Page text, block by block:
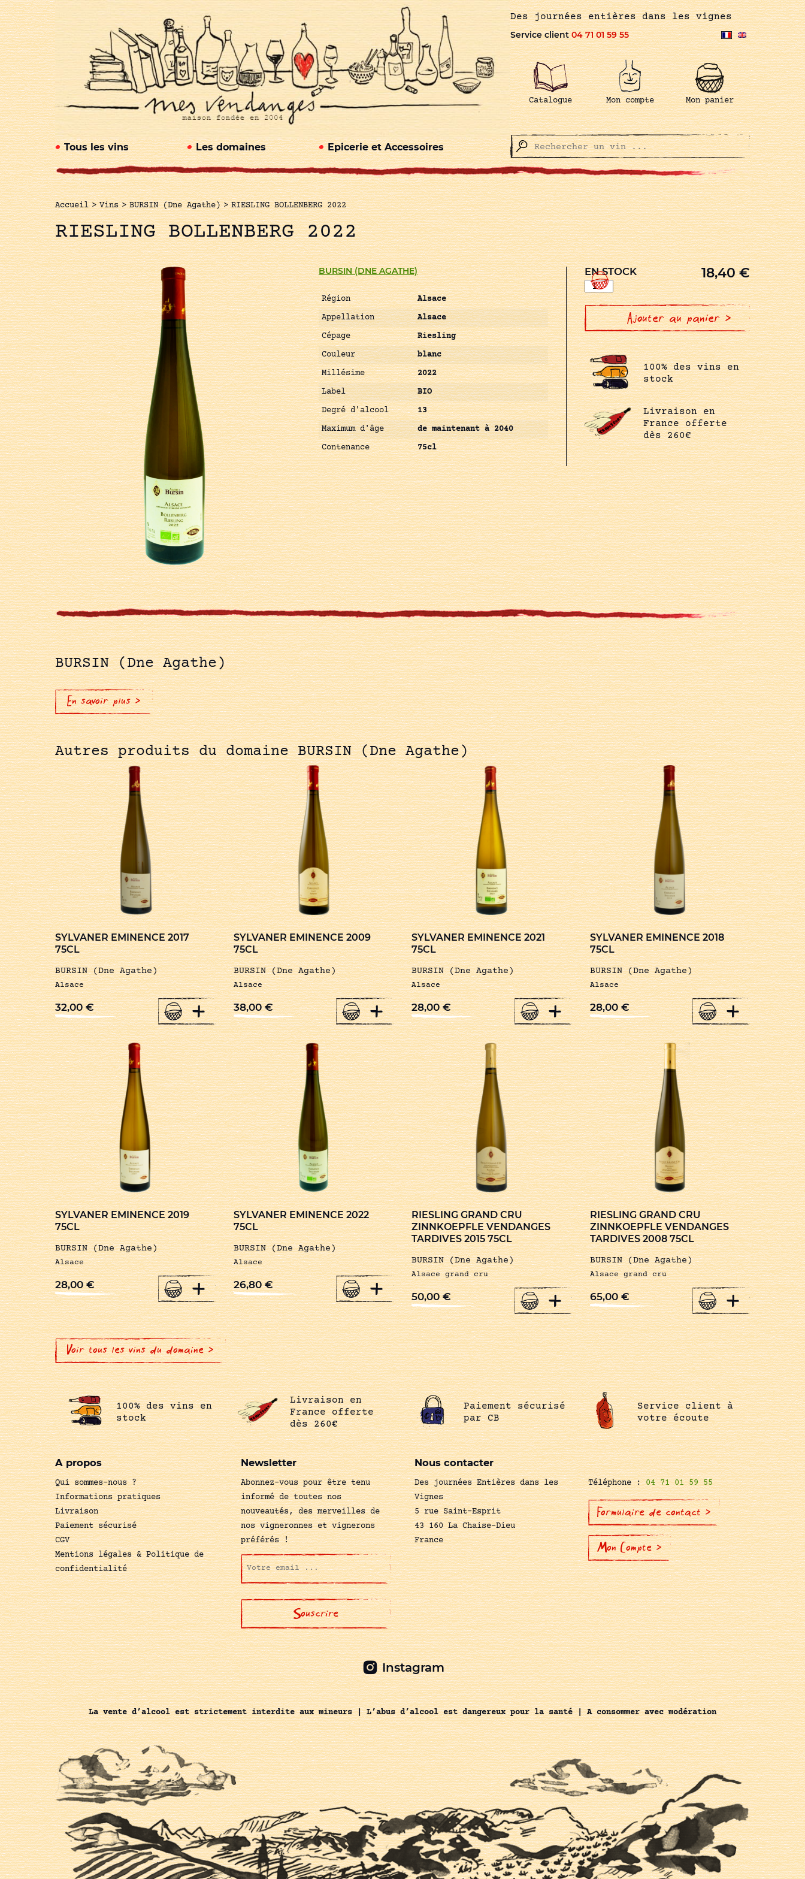
Des journées entières dans les vignes
Service client04 71 01 59 55
Catalogue Mon compte Mon panier
Tous les vins Les domaines Epicerie et Accessoires
Accueil > Vins > BURSIN (Dne Agathe) > RIESLING BOLLENBERG 2022
RIESLING BOLLENBERG 2022
BURSIN (DNE AGATHE)
Région
Alsace
Appellation
Alsace
Cépage
Riesling
Couleur
blanc
Millésime
2022
Label
BIO
Degré d'alcool
13
Maximum d'âge
de maintenant à 2040
Contenance
75cl
EN STOCK 18,40€
quantité
de
RIESLING
BOLLENBERG
Ajouter au panier >
100% des vins en
stock
Livraison en
France offerte
dès 260€
BURSIN (Dne Agathe)
En savoir plus >
Autres produits du domaine BURSIN (Dne Agathe)
SYLVANER EMINENCE 2017
75CL
BURSIN (Dne Agathe)
Alsace
32,00€ +
SYLVANER EMINENCE 2009
75CL
BURSIN (Dne Agathe)
Alsace
38,00€ +
SYLVANER EMINENCE 2021
75CL
BURSIN (Dne Agathe)
Alsace
28,00€ +
SYLVANER EMINENCE 2018
75CL
BURSIN (Dne Agathe)
Alsace
28,00€ +
SYLVANER EMINENCE 2019
75CL
BURSIN (Dne Agathe)
Alsace
28,00€ +
SYLVANER EMINENCE 2022
75CL
BURSIN (Dne Agathe)
Alsace
26,80€ +
RIESLING GRAND CRU
ZINNKOEPFLE VENDANGES
TARDIVES 2015 75CL
BURSIN (Dne Agathe)
Alsace grand cru
50,00€ +
RIESLING GRAND CRU
ZINNKOEPFLE VENDANGES
TARDIVES 2008 75CL
BURSIN (Dne Agathe)
Alsace grand cru
65,00€ +
Voir tous les vins du domaine >
100% des vins en
stock
Livraison en
France offerte
dès 260€
Paiement sécurisé
par CB
Service client à
votre écoute
A propos
Qui sommes-nous ?
Informations pratiques
Livraison
Paiement sécurisé
CGV
Mentions légales & Politique de
confidentialité
Newsletter
Abonnez-vous pour être tenu
informé de toutes nos
nouveautés, des merveilles de
nos vigneronnes et vignerons
préférés !
Nous contacter
Des journées Entières dans les
Vignes
5 rue Saint-Esprit
43 160 La Chaise-Dieu
France
Téléphone :04 71 01 59 55
Formulaire de contact >
Mon Compte >
Instagram
La vente d’alcool est strictement interdite aux mineurs | L’abus d’alcool est dangereux pour la santé | A consommer avec modération